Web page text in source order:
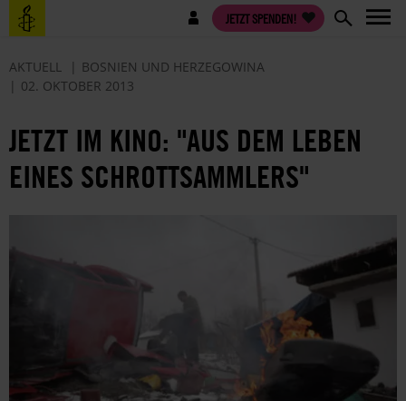
Direkt
zum
Benutzermenü JETZT SPENDEN!
AKTUELL
BOSNIEN UND HERZEGOWINA
02. OKTOBER 2013
JETZT IM KINO: "AUS DEM LEBEN
EINES SCHROTTSAMMLERS"